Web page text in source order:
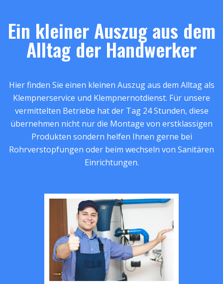
Ein kleiner Auszug aus dem
Alltag der Handwerker
Hier finden Sie einen kleinen Auszug aus dem Alltag als
Klempnerservice und Klempnernotdienst. Für unsere
vermittelten Betriebe hat der Tag 24 Stunden, diese
übernehmen nicht nur die Montage von erstklassigen
Produkten sondern helfen Ihnen gerne bei
Rohrverstopfungen oder beim wechseln von Sanitären
Einrichtungen.